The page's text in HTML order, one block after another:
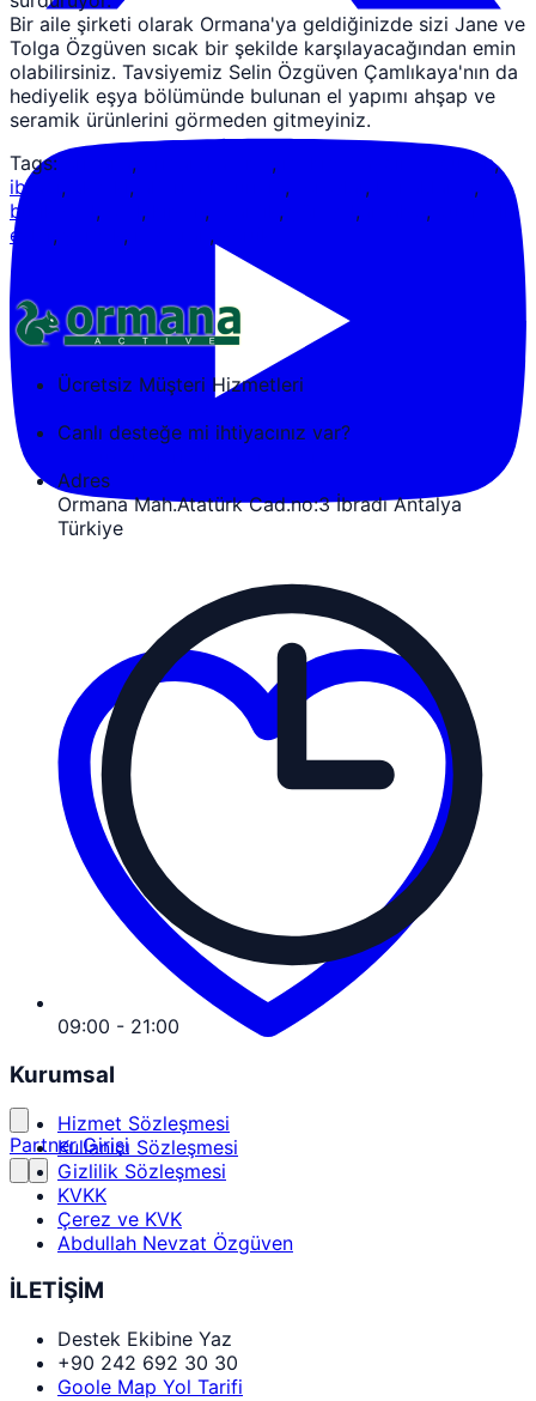
Partner Girişi
Bir aile şirketi olarak Ormana'ya geldiğinizde sizi Jane ve
Tolga Özgüven sıcak bir şekilde karşılayacağından emin
olabilirsiniz. Tavsiyemiz Selin Özgüven Çamlıkaya'nın da
hediyelik eşya bölümünde bulunan el yapımı ahşap ve
seramik ürünlerini görmeden gitmeyiniz.
Tags:
, , mehmet aydın özgüven,
ibradı , , , ,
,
butik otel , , , , , ,
evler , , ,
Ücretsiz Müşteri Hizmetleri
Canlı desteğe mi ihtiyacınız var?
Adres
Ormana Mah.Atatürk Cad.no:3 İbradı Antalya
Türkiye
09:00 - 21:00
Kurumsal
Hizmet Sözleşmesi
Kullanıcı Sözleşmesi
Gizlilik Sözleşmesi
KVKK
Çerez ve KVK
Abdullah Nevzat Özgüven
İLETİŞİM
Destek Ekibine Yaz
+90 242 692 30 30
Goole Map Yol Tarifi